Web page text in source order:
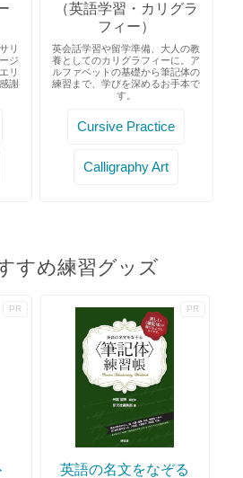
リ
ジ
リ
謝
（英語学習・カリグラ
フィー）
英会話学習や留学準備、大人の教
養としてのカリグラフィーに。ア
ルファベットの基礎から筆記体の
練習まで、学びを深めるお手本で
す。
Cursive Practice
Calligraphy Art
すめ練習グッズ
英語の名文をなぞる